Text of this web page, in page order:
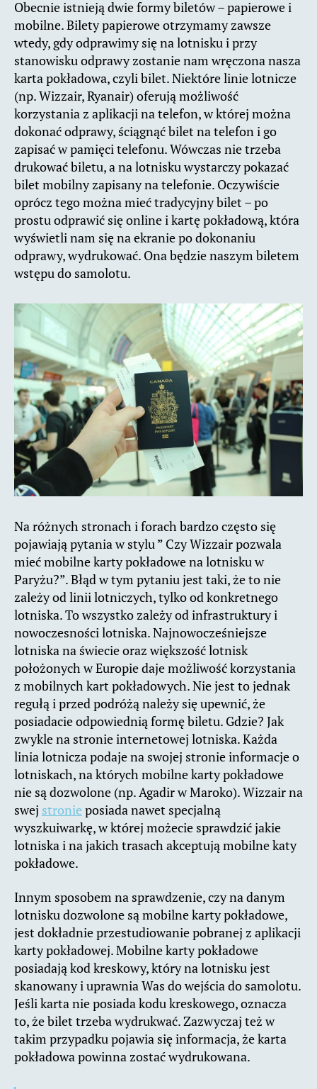
Obecnie istnieją dwie formy biletów – papierowe i
mobilne. Bilety papierowe otrzymamy zawsze
wtedy, gdy odprawimy się na lotnisku i przy
stanowisku odprawy zostanie nam wręczona nasza
karta pokładowa, czyli bilet. Niektóre linie lotnicze
(np. Wizzair, Ryanair) oferują możliwość
korzystania z aplikacji na telefon, w której można
dokonać odprawy, ściągnąć bilet na telefon i go
zapisać w pamięci telefonu. Wówczas nie trzeba
drukować biletu, a na lotnisku wystarczy pokazać
bilet mobilny zapisany na telefonie. Oczywiście
oprócz tego można mieć tradycyjny bilet – po
prostu odprawić się online i kartę pokładową, która
wyświetli nam się na ekranie po dokonaniu
odprawy, wydrukować. Ona będzie naszym biletem
wstępu do samolotu.
Na różnych stronach i forach bardzo często się
pojawiają pytania w stylu ” Czy Wizzair pozwala
mieć mobilne karty pokładowe na lotnisku w
Paryżu?”. Błąd w tym pytaniu jest taki, że to nie
zależy od linii lotniczych, tylko od konkretnego
lotniska. To wszystko zależy od infrastruktury i
nowoczesności lotniska. Najnowocześniejsze
lotniska na świecie oraz większość lotnisk
położonych w Europie daje możliwość korzystania
z mobilnych kart pokładowych. Nie jest to jednak
regułą i przed podróżą należy się upewnić, że
posiadacie odpowiednią formę biletu. Gdzie? Jak
zwykle na stronie internetowej lotniska. Każda
linia lotnicza podaje na swojej stronie informacje o
lotniskach, na których mobilne karty pokładowe
nie są dozwolone (np. Agadir w Maroko). Wizzair na
swej stronie posiada nawet specjalną
wyszkuiwarkę, w której możecie sprawdzić jakie
lotniska i na jakich trasach akceptują mobilne katy
pokładowe.
Innym sposobem na sprawdzenie, czy na danym
lotnisku dozwolone są mobilne karty pokładowe,
jest dokładnie przestudiowanie pobranej z aplikacji
karty pokładowej. Mobilne karty pokładowe
posiadają kod kreskowy, który na lotnisku jest
skanowany i uprawnia Was do wejścia do samolotu.
Jeśli karta nie posiada kodu kreskowego, oznacza
to, że bilet trzeba wydrukwać. Zazwyczaj też w
takim przypadku pojawia się informacja, że karta
pokładowa powinna zostać wydrukowana.